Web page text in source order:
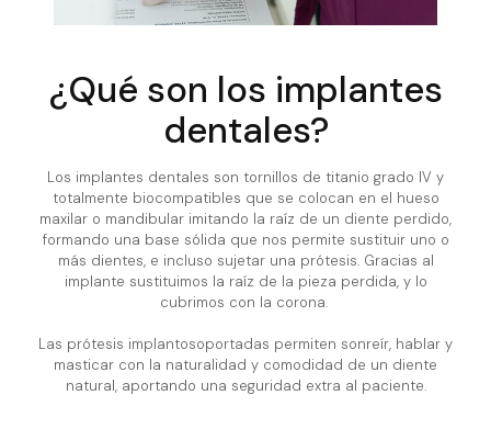
¿Qué son los implantes
dentales?
Los implantes dentales son tornillos de titanio grado IV y
totalmente biocompatibles que se colocan en el hueso
maxilar o mandibular imitando la raíz de un diente perdido,
formando una base sólida que nos permite sustituir uno o
más dientes, e incluso sujetar una prótesis. Gracias al
implante sustituimos la raíz de la pieza perdida, y lo
cubrimos con la corona.
Las prótesis implantosoportadas permiten sonreír, hablar y
masticar con la naturalidad y comodidad de un diente
natural, aportando una seguridad extra al paciente.